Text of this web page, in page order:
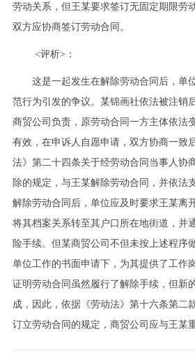
劳动关系，但王某要求签订无固定期限劳
双方应协商签订劳动合同。
<评析>：
这是一起发生在解除劳动合同后，单
范行为引发的争议。某锦画社依法被注销
商贸公司负责，原劳动合同一方主体依法
有效，在申诉人自愿申请，双方协商一致
法》第二十四条关于经劳动合同当事人协
除的规定，与王某解除劳动合同，并依法
解除劳动合同后，单位应及时要求王某离
将其档案关系转至其户口所在地街道，并
险手续。但某商贸公司不但未按上述程序
单位工作的书面申请下，为其提供了工作
证明劳动合同虽然履行了解除手续，但新
成，因此，依据《劳动法》第十六条第二
订立劳动合同的规定，商贸公司应与王某